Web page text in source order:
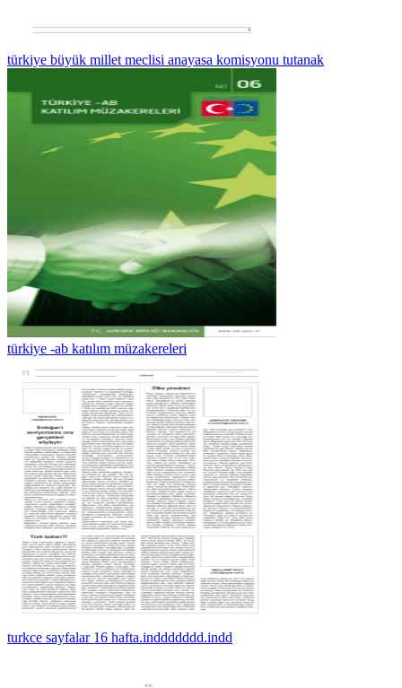
türkiye büyük millet meclisi anayasa komisyonu tutanak
türkiye -ab katılım müzakereleri
turkce sayfalar 16 hafta.inddddddd.indd